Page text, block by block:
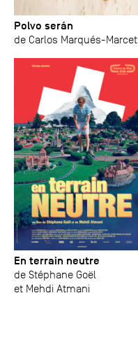
Polvo serán
de Carlos Marqués-Marcet
En terrain neutre
de Stéphane Goël
et Mehdi Atmani